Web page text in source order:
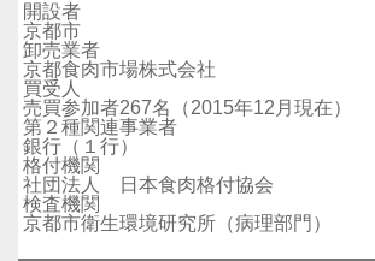
開設者
京都市
卸売業者
京都食肉市場株式会社
買受人
売買参加者267名（2015年12月現在）
第２種関連事業者
銀行（１行）
格付機関
社団法人 日本食肉格付協会
検査機関
京都市衛生環境研究所（病理部門）